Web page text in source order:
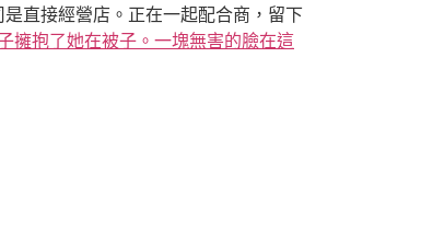
直接經營店。正在一起配合商，留下
擁抱了她在被子。一塊無害的臉在這